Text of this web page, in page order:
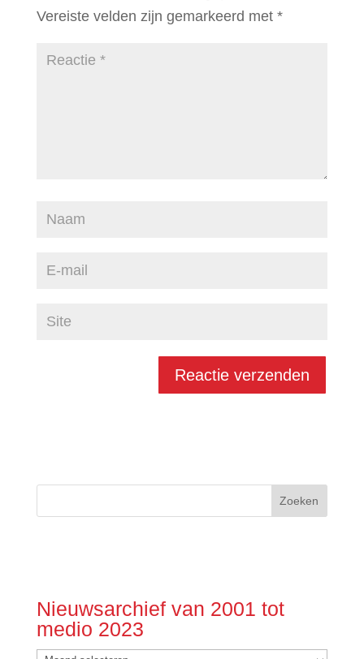
Vereiste velden zijn gemarkeerd met *
Nieuwsarchief van 2001 tot
medio 2023
Nieuwsarchief